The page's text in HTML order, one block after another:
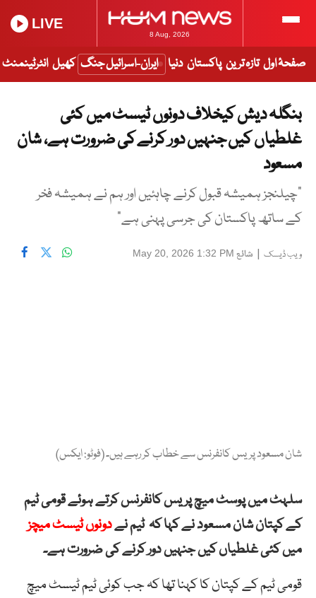
8 Aug, 2026
LIVE
صفحۂ اول تازہ ترین پاکستان دنیا ایران-اسرائیل جنگ کھیل انٹرٹینمنٹ
بنگلہ دیش کیخلاف دونوں ٹیسٹ میں کئی
غلطیاں کیں جنہیں دور کرنے کی ضرورت ہے، شان
مسعود
"چیلنجز ہمیشہ قبول کرنے چاہئیں اور ہم نے ہمیشہ فخر
کے ساتھ پاکستان کی جرسی پہنی ہے"
ویب ڈیسک | شائع May 20, 2026 1:32 PM
شان مسعود پریس کانفرنس سے خطاب کر رہے ہیں۔ (فوٹو: ایکس)
سلہٹ میں پوسٹ میچ پریس کانفرنس کرتے ہوئے قومی ٹیم
کے کپتان شان مسعود نے کہا کہ ٹیم نےدونوں ٹیسٹ میچز
میں کئی غلطیاں کیں جنہیں دور کرنے کی ضرورت ہے۔
قومی ٹیم کے کپتان کا کہنا تھا کہ جب کوئی ٹیم ٹیسٹ میچ